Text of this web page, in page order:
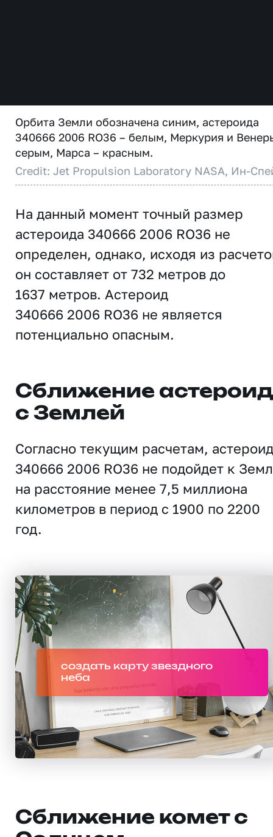
Орбита Земли обозначена синим, астероида
340666 2006 RO36 – белым, Меркурия и
серым, Марса – красным.
Credit: Jet Propulsion Laboratory NASA, Ин-
На данный момент точный размер
астероида 340666 2006 RO36 не
определен, однако, исходя из
он составляет от 732 метров до
1637 метров. Астероид
340666 2006 RO36 не является
потенциально опасным.
Сближение
с Землей
Согласно текущим расчетам, астероид
340666 2006 RO36 не подойдет к
на расстояние менее 7,5 миллиона
километров в период с 1900 по 2200
год.
создать карту звездного
неба
Сближение комет с